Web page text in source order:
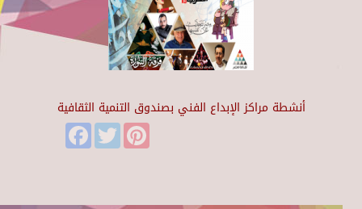
أنشطة مراكز الإبداع الفني بصندوق التنمية الثقافية
FacebookTwitter